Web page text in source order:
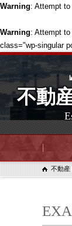
Warning: Attempt
Warning: Attempt
class="wp-singular
不動
不動産